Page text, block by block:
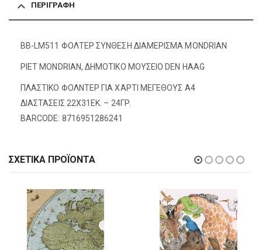
ΠΕΡΙΓΡΑΦΉ
BB-LM511 ΦΟΛΤΕΡ ΣΥΝΘΕΣΗ ΔΙΑΜΕΡΙΣΜΑ MONDRIAN
PIET MONDRIAN, ΔΗΜΟΤΙΚΟ ΜΟΥΣΕΙΟ DEN HAAG
ΠΛΑΣΤΙΚΟ ΦΟΛΝΤΕΡ ΓΙΑ ΧΑΡΤΙ ΜΕΓΕΘΟΥΣ Α4
ΔΙΑΣΤΑΣΕΙΣ 22X31EΚ. – 24ΓΡ.
BARCODE: 8716951286241
ΣΧΕΤΙΚΆ ΠΡΟΪΌΝΤΑ